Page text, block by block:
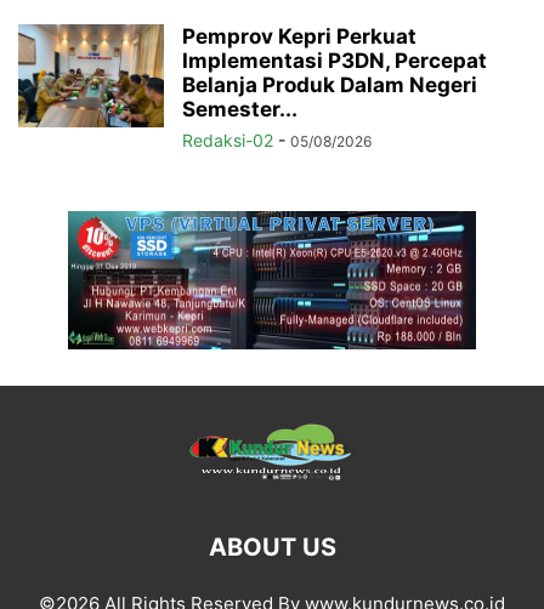
Pemprov Kepri Perkuat
Implementasi P3DN, Percepat
Belanja Produk Dalam Negeri
Semester...
Redaksi-02 - 05/08/2026
ABOUT US
©2026 All Rights Reserved By www.kundurnews.co.id